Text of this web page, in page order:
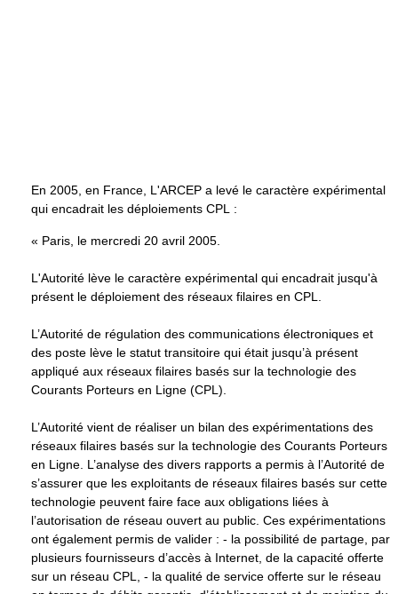
En 2005, en France, L'ARCEP a levé le caractère expérimental
qui encadrait les déploiements CPL :
« Paris, le mercredi 20 avril 2005.
L'Autorité lève le caractère expérimental qui encadrait jusqu'à
présent le déploiement des réseaux filaires en CPL.
L’Autorité de régulation des communications électroniques et
des poste lève le statut transitoire qui était jusqu’à présent
appliqué aux réseaux filaires basés sur la technologie des
Courants Porteurs en Ligne (CPL).
L’Autorité vient de réaliser un bilan des expérimentations des
réseaux filaires basés sur la technologie des Courants Porteurs
en Ligne. L’analyse des divers rapports a permis à l’Autorité de
s’assurer que les exploitants de réseaux filaires basés sur cette
technologie peuvent faire face aux obligations liées à
l’autorisation de réseau ouvert au public. Ces expérimentations
ont également permis de valider : - la possibilité de partage, par
plusieurs fournisseurs d’accès à Internet, de la capacité offerte
sur un réseau CPL, - la qualité de service offerte sur le réseau